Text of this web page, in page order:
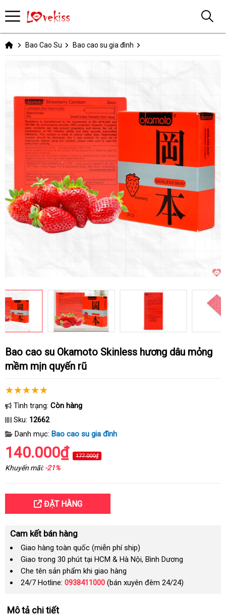
Bao Cao Su Bao cao su gia đình
Bao cao su Okamoto Skinless hương dâu mỏng
mềm mịn quyến rũ
Tình trạng: Còn hàng
Sku: 12662
Danh mục: Bao cao su gia đình
140.000₫ 177.000₫
Khuyến mãi:-21%
ĐẶT HÀNG
Cam kết bán hàng
Giao hàng toàn quốc (miễn phí ship)
Giao trong 30 phút tại HCM & Hà Nội, Bình Dương
Che tên sản phẩm khi giao hàng
24/7 Hotline: 0938411000 (bán xuyên đêm 24/24)
Mô tả chi tiết